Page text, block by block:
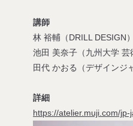
講師
林 裕輔（DRILL DESIGN）
池田 美奈子（九州大学 芸
田代 かおる（デザインジ
詳細
https://atelier.muji.com/